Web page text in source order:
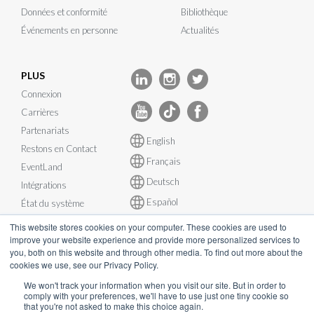
This website stores cookies on your computer. These cookies are used to
improve your website experience and provide more personalized services to
you, both on this website and through other media. To find out more about the
cookies we use, see our Privacy Policy.
We won't track your information when you visit our site. But in order to
comply with your preferences, we'll have to use just one tiny cookie so
that you're not asked to make this choice again.
Données et conformité
Événements en personne
Bibliothèque
Actualités
PLUS
Connexion
Carrières
Partenariats
Restons en Contact
EventLand
Intégrations
État du système
English
Français
Deutsch
Español
© InEvent, Inc. 2026